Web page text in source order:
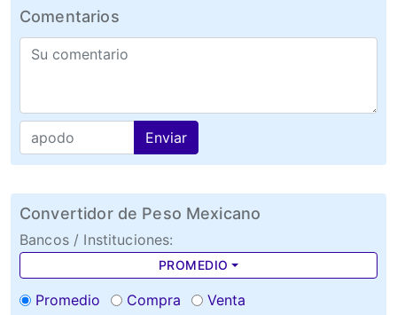
Comentarios
Enviar
Convertidor de Peso Mexicano
Bancos / Instituciones:
PROMEDIO
Promedio Compra Venta